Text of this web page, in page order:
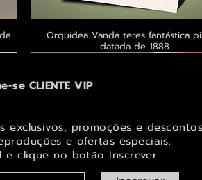
Visualização rápida
Orquídea Vanda teres fantástica
datada de 1888
se CLIENTE VIP
promoções e
e ofertas especiais.
e clique no botão Inscrever.